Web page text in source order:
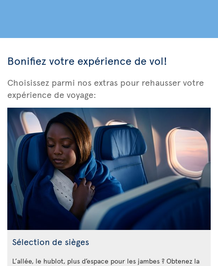
Bonifiez votre expérience de vol!
Choisissez parmi nos extras pour rehausser votre
expérience de voyage:
Sélection de sièges
L’allée, le hublot, plus d’espace pour les jambes ? Obtenez la